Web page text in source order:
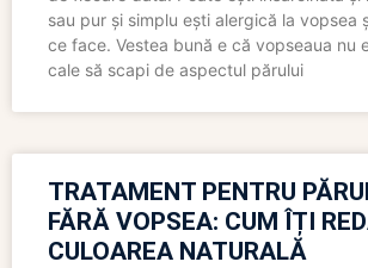
sau pur și simplu ești alergică la vopsea
ce face. Vestea bună e că vopseaua nu
cale să scapi de aspectul părului
TRATAMENT PENTRU
FĂRĂ VOPSEA: CUM ÎȚI
CULOAREA NATURALĂ